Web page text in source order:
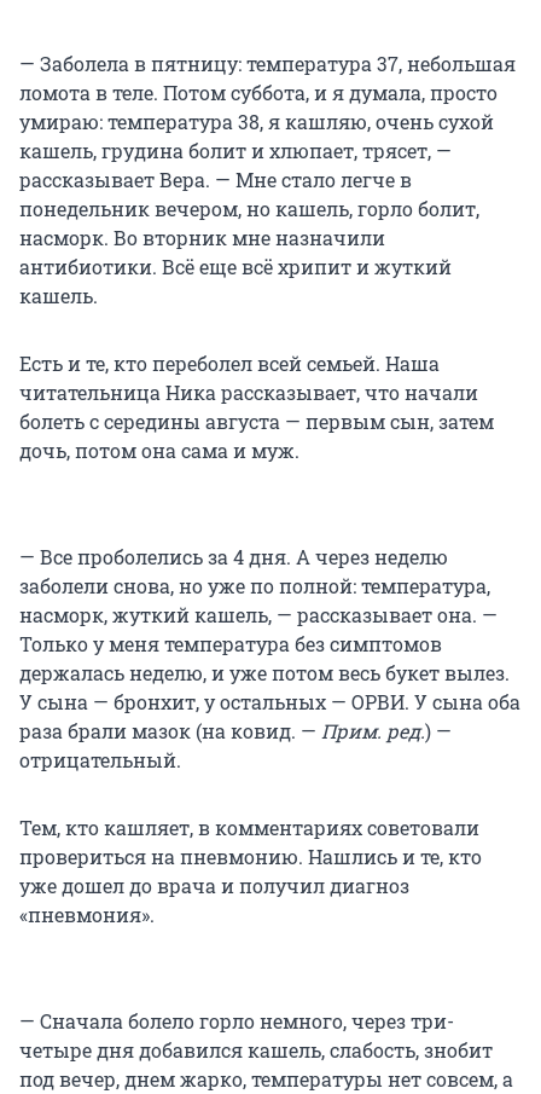
— Заболела в пятницу: температура 37, небольшая
ломота в теле. Потом суббота, и я думала, просто
умираю: температура 38, я кашляю, очень сухой
кашель, грудина болит и хлюпает, трясет, —
рассказывает Вера. — Мне стало легче в
понедельник вечером, но кашель, горло болит,
насморк. Во вторник мне назначили
антибиотики. Всё еще всё хрипит и жуткий
кашель.
Есть и те, кто переболел всей семьей. Наша
читательница Ника рассказывает, что начали
болеть с середины августа — первым сын, затем
дочь, потом она сама и муж.
— Все проболелись за 4 дня. А через неделю
заболели снова, но уже по полной: температура,
насморк, жуткий кашель, — рассказывает она. —
Только у меня температура без симптомов
держалась неделю, и уже потом весь букет вылез.
У сына — бронхит, у остальных — ОРВИ. У сына оба
раза брали мазок (на ковид. — Прим. ред.) —
отрицательный.
Тем, кто кашляет, в комментариях советовали
провериться на пневмонию. Нашлись и те, кто
уже дошел до врача и получил диагноз
«пневмония».
— Сначала болело горло немного, через три-
четыре дня добавился кашель, слабость, знобит
под вечер, днем жарко, температуры нет совсем, а